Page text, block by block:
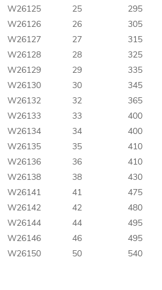
W26125
25 295
W26126
26 305
W26127
27 315
W26128
28 325
W26129
29 335
W26130
30 345
W26132
32 365
W26133
33 400
W26134
34 400
W26135
35 410
W26136
36 410
W26138
38 430
W26141
41 475
W26142
42 480
W26144
44 495
W26146
46 495
W26150
50 540